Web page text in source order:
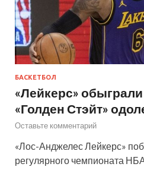
БАСКЕТБОЛ
«Лейкерс» обыграли
«Голден Стэйт»
Оставьте комментарий
«Лос-Анджелес Лейкерс»
регулярного чемпионата